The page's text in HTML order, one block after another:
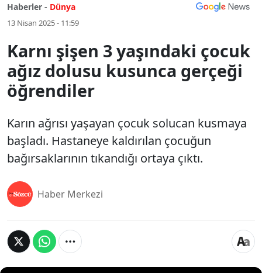
Haberler - Dünya
13 Nisan 2025 - 11:59
Karnı şişen 3 yaşındaki çocuk
ağız dolusu kusunca gerçeği
öğrendiler
Karın ağrısı yaşayan çocuk solucan kusmaya
başladı. Hastaneye kaldırılan çocuğun
bağırsaklarının tıkandığı ortaya çıktı.
Haber Merkezi